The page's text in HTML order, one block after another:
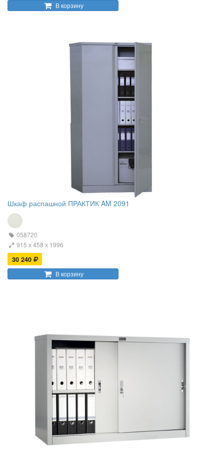
В корзину
Шкаф распашной ПРАКТИК AM 2091
058720
915 х 458 х 1996
30 240
В корзину